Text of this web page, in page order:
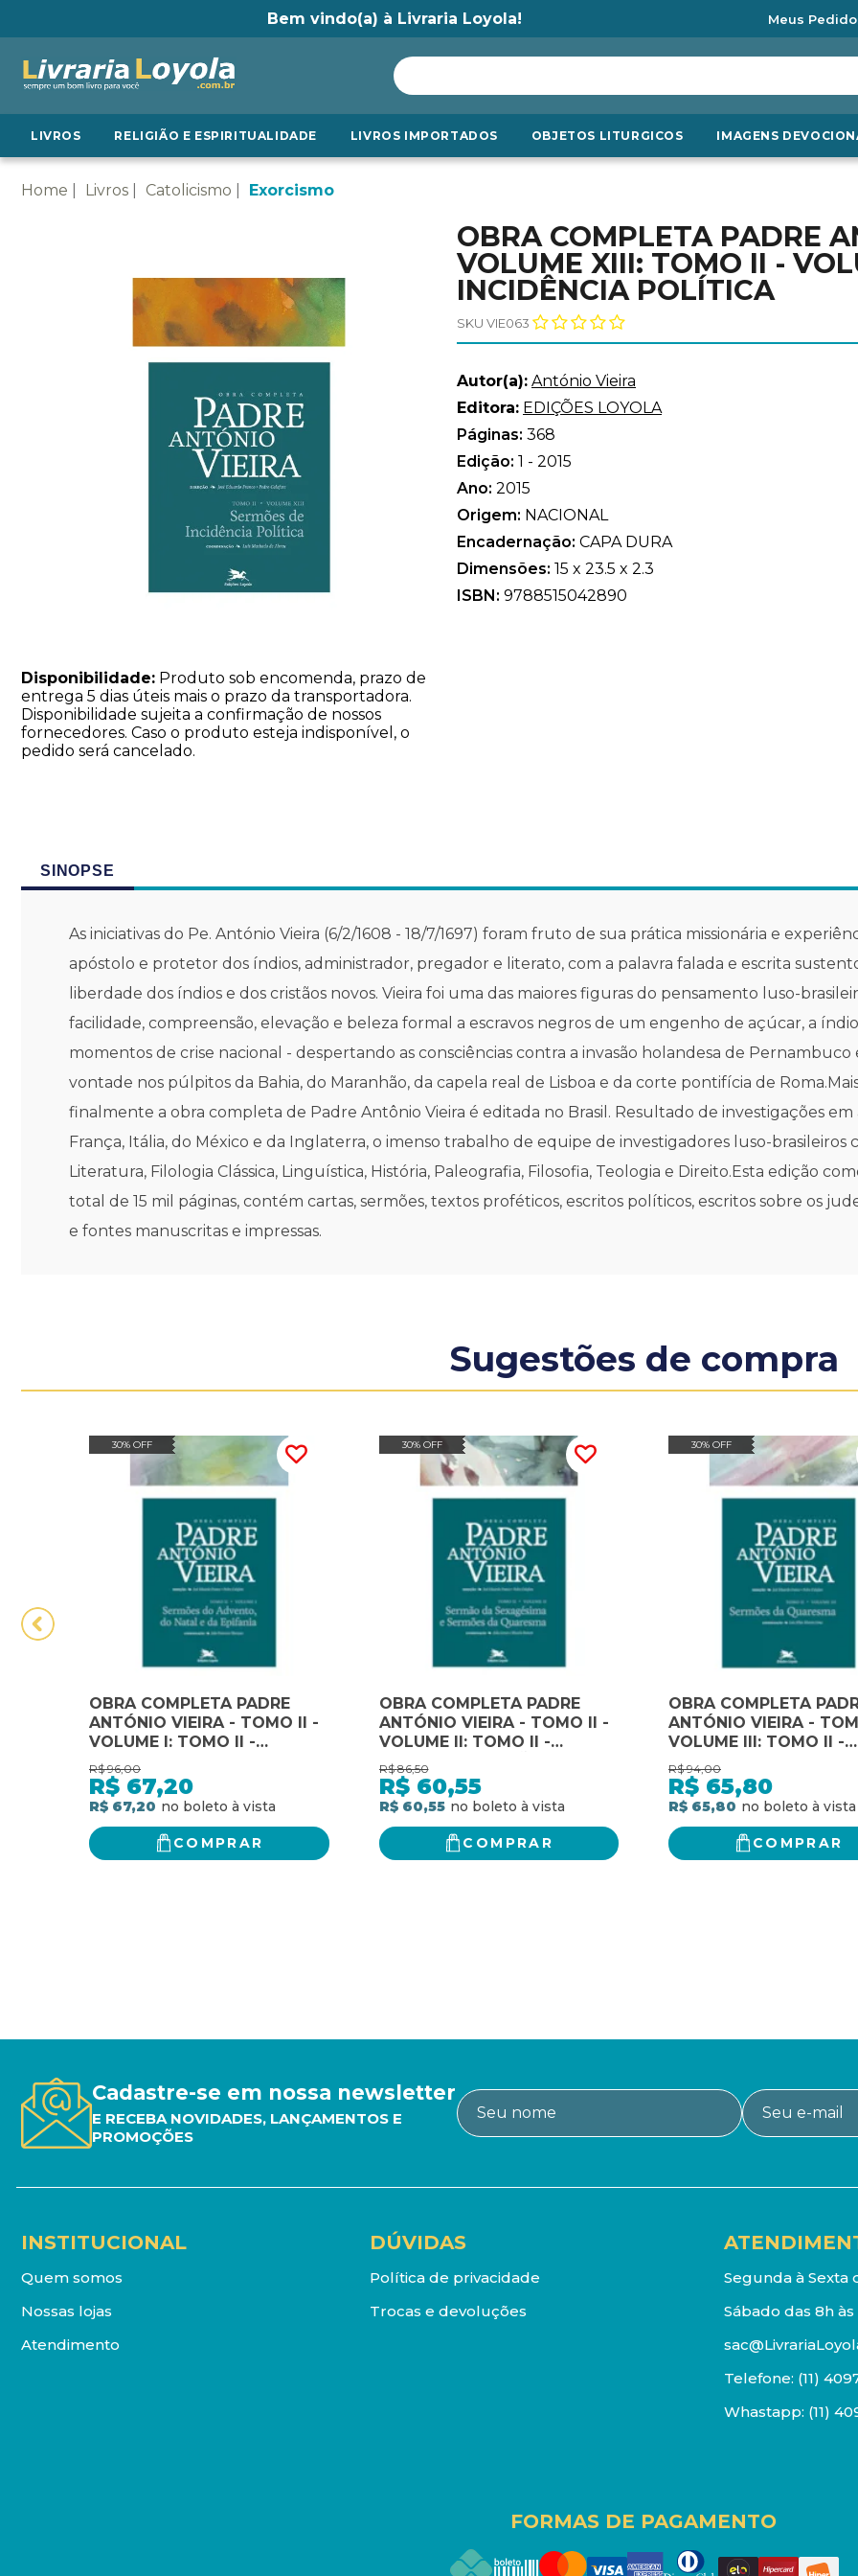
Bem vindo(a) à Livraria Loyola! Meus
LIVROS RELIGIÃO E ESPIRITUALIDADE LIVROS IMPORTADOS OBJETOS LITURGICOS IMAGENS
Home Livros Catolicismo Exorcismo
Disponibilidade: Produto sob encomenda, prazo de
entrega 5 dias úteis mais o prazo da transportadora.
Disponibilidade sujeita a confirmação de nossos
fornecedores. Caso o produto esteja indisponível, o
pedido será cancelado.
OBRA COMPLETA PADRE
VOLUME XIII: TOMO II -
INCIDÊNCIA POLÍTICA
SKU VIE063
Autor(a): António Vieira
Editora: EDIÇÕES LOYOLA
Páginas: 368
Edição: 1 - 2015
Ano: 2015
Origem: NACIONAL
Encadernação: CAPA DURA
Dimensões: 15 x 23.5 x 2.3
ISBN: 9788515042890
SINOPSE
As iniciativas do Pe. António Vieira (6/2/1608 - 18/7/1697) foram fruto de sua prática missionária e
apóstolo e protetor dos índios, administrador, pregador e literato, com a palavra falada e escrita
liberdade dos índios e dos cristãos novos. Vieira foi uma das maiores figuras do pensamento luso-
facilidade, compreensão, elevação e beleza formal a escravos negros de um engenho de açúcar, a
momentos de crise nacional - despertando as consciências contra a invasão holandesa de Pernambuco
vontade nos púlpitos da Bahia, do Maranhão, da capela real de Lisboa e da corte pontifícia de
finalmente a obra completa de Padre Antônio Vieira é editada no Brasil. Resultado de investigações
França, Itália, do México e da Inglaterra, o imenso trabalho de equipe de investigadores luso-
Literatura, Filologia Clássica, Linguística, História, Paleografia, Filosofia, Teologia e Direito.Esta edição
total de 15 mil páginas, contém cartas, sermões, textos proféticos, escritos políticos, escritos sobre os
e fontes manuscritas e impressas.
Sugestões de compra
30% OFF
OBRA COMPLETA PADRE
ANTÓNIO VIEIRA - TOMO II -
VOLUME I: TOMO II -
VOLUME I: SERMÕES DO
ADVENTO, DO NATAL E DA
EPIFANIA
R$ 96,00
R$ 67,20
R$ 67,20
COMPRAR
30% OFF
OBRA COMPLETA PADRE
ANTÓNIO VIEIRA - TOMO II -
VOLUME II: TOMO II -
VOLUME II: SERMÃO DA
SEXAGÉSIMA E SERMÕES DA
QUARESMA
R$ 86,50
R$ 60,55
R$ 60,55
COMPRAR
30% OFF
OBRA COMPLETA
ANTÓNIO VIEIRA -
VOLUME III: TOMO II -
VOLUME III: SERMÕES
QUARESMA
R$ 94,00
R$ 65,80
R$ 65,80
COMPRAR
Cadastre-se em nossa newsletter
E RECEBA NOVIDADES, LANÇAMENTOS E
PROMOÇÕES
INSTITUCIONAL
Quem somos
Nossas lojas
Atendimento
DÚVIDAS
Política de privacidade
Trocas e devoluções
Segunda à Sexta
Sábado das 8h às
Telefone: (11)
Whastapp: (11)
FORMAS DE PAGAMENTO